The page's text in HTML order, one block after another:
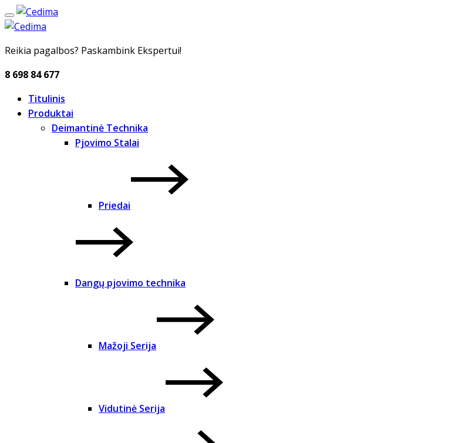
Reikia pagalbos? Paskambink Ekspertui!
8 698 84 677
Titulinis
Produktai
Deimantinė Technika
Pjovimo Stalai
Priedai
Dangų pjovimo technika
Mažoji Serija
Vidutinė Serija